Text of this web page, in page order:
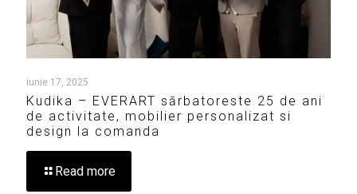
iunie 17, 2025
Kudika – EVERART sărbatoreste 25 de ani
de activitate, mobilier personalizat si
design la comanda
Read more